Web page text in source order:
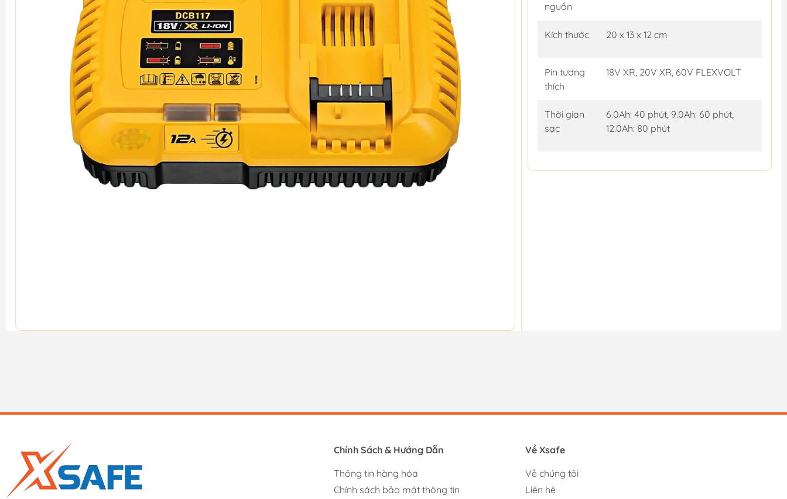
nguồn
Kích thước 20 x 13 x 12 cm
Pin tương
thích
18V XR, 20V XR, 60V FLEXVOLT
Thời gian
sạc
6.0Ah: 40 phút, 9.0Ah: 60 phút,
12.0Ah: 80 phút
Chính Sách & Hướng Dẫn
Thông tin hàng hóa
Chính sách bảo mật thông tin
Về Xsafe
Về chúng tôi
Liên hệ